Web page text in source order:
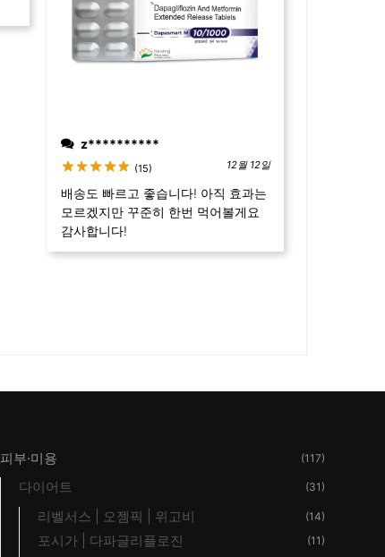
z**********
(15) 12월 12일
배송도 빠르고 좋습니다! 아직 효과는
모르겠지만 꾸준히 한번 먹어볼게요
감사합니다!
피부·미용 (117)
다이어트 (31)
리벨서스 | 오젬픽 | 위고비 (14)
포시가 | 다파글리플로진 (11)